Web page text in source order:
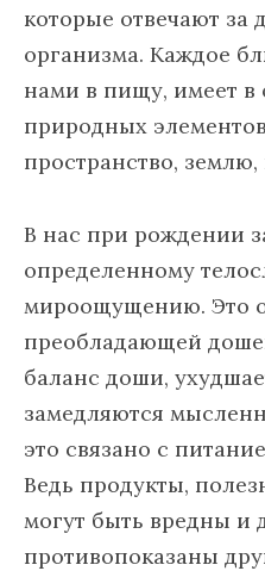
которые отвечают за
организма. Каждое
нами в пищу, имеет в
природных
пространство, землю,
В нас при рождении
определенному
мироощущению. Это
преобладающей
баланс доши,
замедляются
это связано с
Ведь продукты,
могут быть вредны и
противопоказаны